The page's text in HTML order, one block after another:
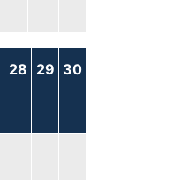
28 29 30